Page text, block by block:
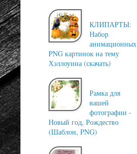
КЛИПАРТЫ:
Набор
анимационных
PNG картинок на тему
Хэллоуина (скачать)
Рамка для
вашей
фотографии -
Новый год, Рождество
(Шаблон, PNG)